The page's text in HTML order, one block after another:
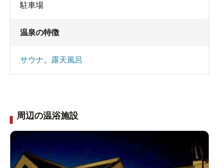
駐車場
温泉の特徴
サウナ 露天風呂
周辺の温浴施設